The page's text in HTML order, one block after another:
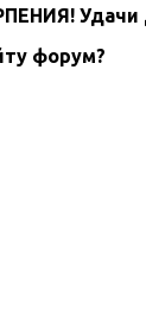
Удачи
форум?